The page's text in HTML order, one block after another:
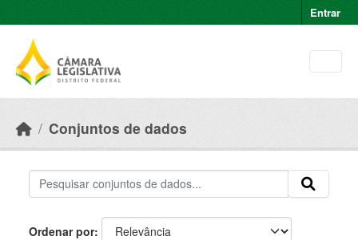
Entrar
Conjuntos de dados
Ordenar por